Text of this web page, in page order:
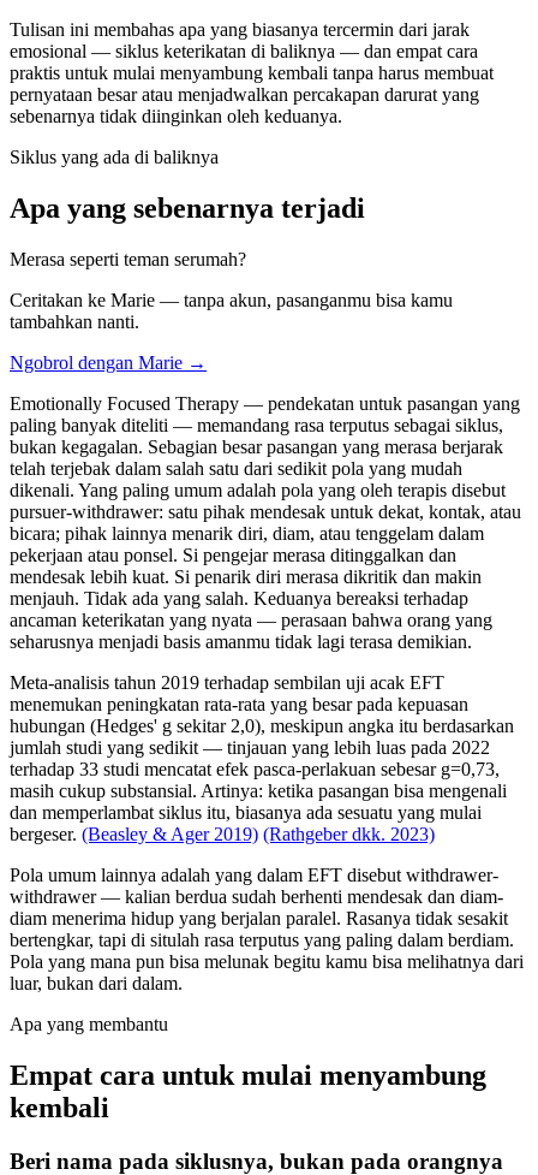
Tulisan ini membahas apa yang biasanya tercermin dari jarak
emosional — siklus keterikatan di baliknya — dan empat cara
praktis untuk mulai menyambung kembali tanpa harus membuat
pernyataan besar atau menjadwalkan percakapan darurat yang
sebenarnya tidak diinginkan oleh keduanya.
Siklus yang ada di baliknya
Apa yang sebenarnya terjadi
Merasa seperti teman serumah?
Ceritakan ke Marie — tanpa akun, pasanganmu bisa kamu
tambahkan nanti.
Ngobrol dengan Marie →
Emotionally Focused Therapy — pendekatan untuk pasangan yang
paling banyak diteliti — memandang rasa terputus sebagai siklus,
bukan kegagalan. Sebagian besar pasangan yang merasa berjarak
telah terjebak dalam salah satu dari sedikit pola yang mudah
dikenali. Yang paling umum adalah pola yang oleh terapis disebut
pursuer-withdrawer: satu pihak mendesak untuk dekat, kontak, atau
bicara; pihak lainnya menarik diri, diam, atau tenggelam dalam
pekerjaan atau ponsel. Si pengejar merasa ditinggalkan dan
mendesak lebih kuat. Si penarik diri merasa dikritik dan makin
menjauh. Tidak ada yang salah. Keduanya bereaksi terhadap
ancaman keterikatan yang nyata — perasaan bahwa orang yang
seharusnya menjadi basis amanmu tidak lagi terasa demikian.
Meta-analisis tahun 2019 terhadap sembilan uji acak EFT
menemukan peningkatan rata-rata yang besar pada kepuasan
hubungan (Hedges' g sekitar 2,0), meskipun angka itu berdasarkan
jumlah studi yang sedikit — tinjauan yang lebih luas pada 2022
terhadap 33 studi mencatat efek pasca-perlakuan sebesar g=0,73,
masih cukup substansial. Artinya: ketika pasangan bisa mengenali
dan memperlambat siklus itu, biasanya ada sesuatu yang mulai
bergeser. (Beasley & Ager 2019) (Rathgeber dkk. 2023)
Pola umum lainnya adalah yang dalam EFT disebut withdrawer-
withdrawer — kalian berdua sudah berhenti mendesak dan diam-
diam menerima hidup yang berjalan paralel. Rasanya tidak sesakit
bertengkar, tapi di situlah rasa terputus yang paling dalam berdiam.
Pola yang mana pun bisa melunak begitu kamu bisa melihatnya dari
luar, bukan dari dalam.
Apa yang membantu
Empat cara untuk mulai menyambung
kembali
Beri nama pada siklusnya, bukan pada orangnya